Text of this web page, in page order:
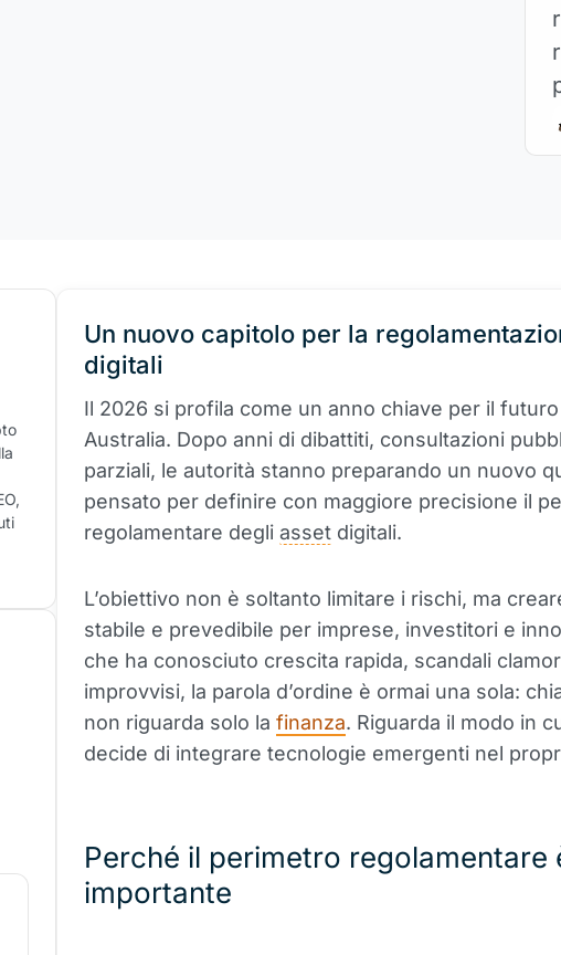
Un nuovo capitolo per la
digitali
Il 2026 si profila come un anno chiave per il
Australia. Dopo anni di dibattiti, consultazioni
parziali, le autorità stanno preparando un nuovo
pensato per definire con maggiore precisione il
regolamentare degli asset digitali.
L’obiettivo non è soltanto limitare i rischi, ma
stabile e prevedibile per imprese, investitori e
che ha conosciuto crescita rapida, scandali
improvvisi, la parola d’ordine è ormai una sola:
non riguarda solo la finanza. Riguarda il modo in
decide di integrare tecnologie emergenti nel
Perché il perimetro regolamentare
importante